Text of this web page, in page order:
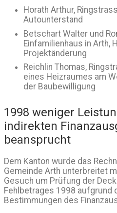
Horath Arthur,
Autounterstand
Betschart Walter und
Einfamilienhaus in Arth,
Projektänderung
Reichlin Thomas,
eines Heizraumes am
der Baubewilligung
1998 weniger
indirekten
beansprucht
Dem Kanton wurde das
Gemeinde Arth unterbreitet
Gesuch um Prüfung der
Fehlbetrages 1998 aufgrund
Bestimmungen des